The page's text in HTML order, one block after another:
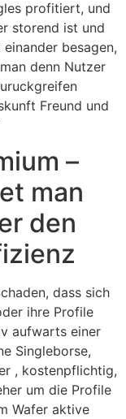
profitiert, und
storend ist und
besagen,
denn Nutzer
Freund und
–
man
den
dass sich
ihre Profile
aufwarts einer
Singleborse,
, kostenpflichtig,
um die Profile
Wafer aktive